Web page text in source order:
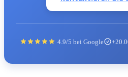
4.9/5 bei Google